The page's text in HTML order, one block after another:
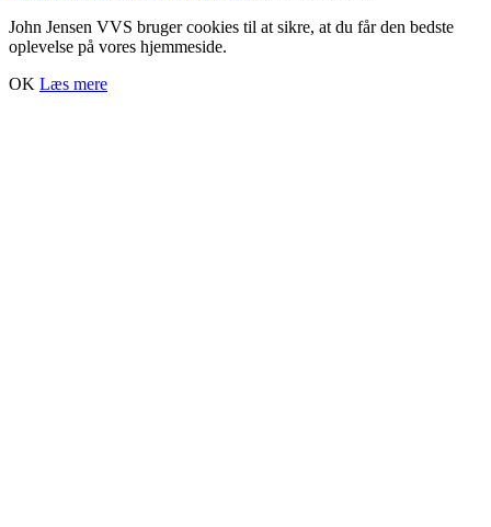
John Jensen VVS bruger cookies til at sikre, at du får den bedste
oplevelse på vores hjemmeside.
OK Læs mere